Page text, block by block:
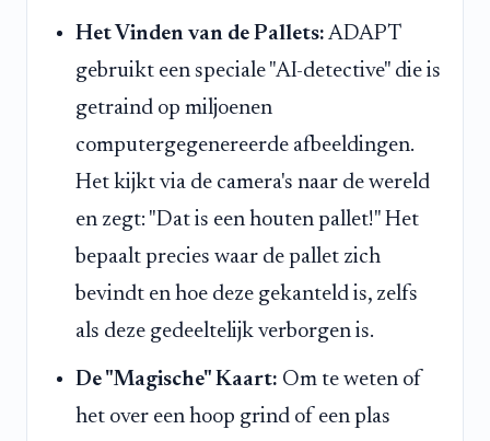
Het Vinden van de Pallets: ADAPT
gebruikt een speciale "AI-detective" die is
getraind op miljoenen
computergegenereerde afbeeldingen.
Het kijkt via de camera's naar de wereld
en zegt: "Dat is een houten pallet!" Het
bepaalt precies waar de pallet zich
bevindt en hoe deze gekanteld is, zelfs
als deze gedeeltelijk verborgen is.
De "Magische" Kaart: Om te weten of
het over een hoop grind of een plas